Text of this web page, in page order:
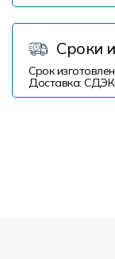
Сроки
Срок
Доставка: